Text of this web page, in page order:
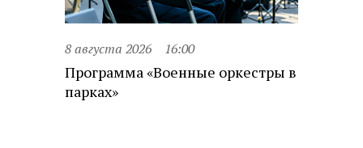
8 августа 2026 16:00
Программа «Военные оркестры в
парках»